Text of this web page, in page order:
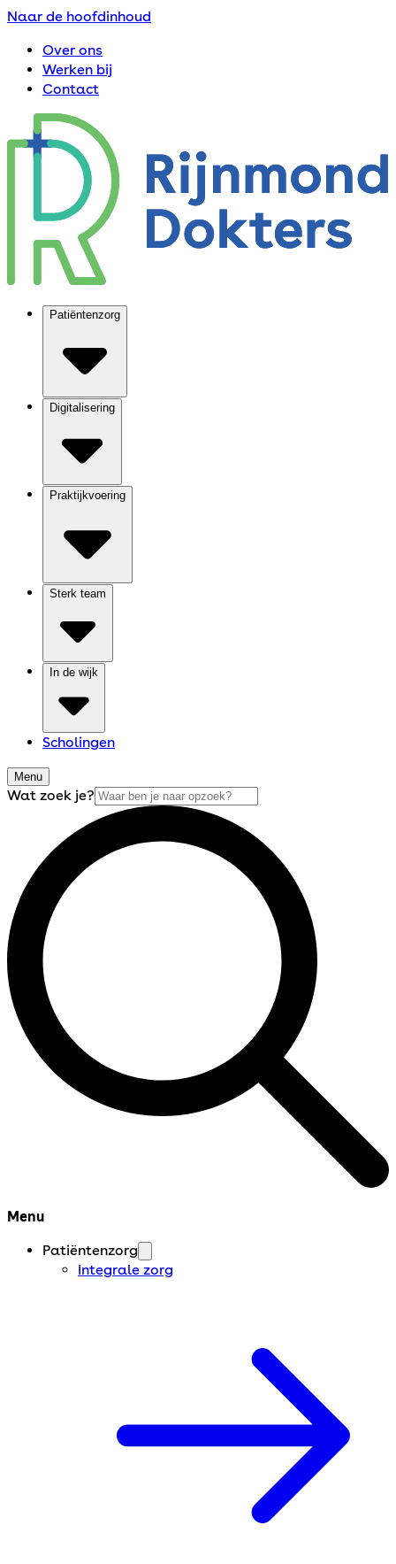
Naar de hoofdinhoud
Over ons
Werken bij
Contact
Patiëntenzorg
Digitalisering
Praktijkvoering
Sterk team
In de wijk
Scholingen
Menu
Wat zoek je?
Menu
Patiëntenzorg
Integrale zorg